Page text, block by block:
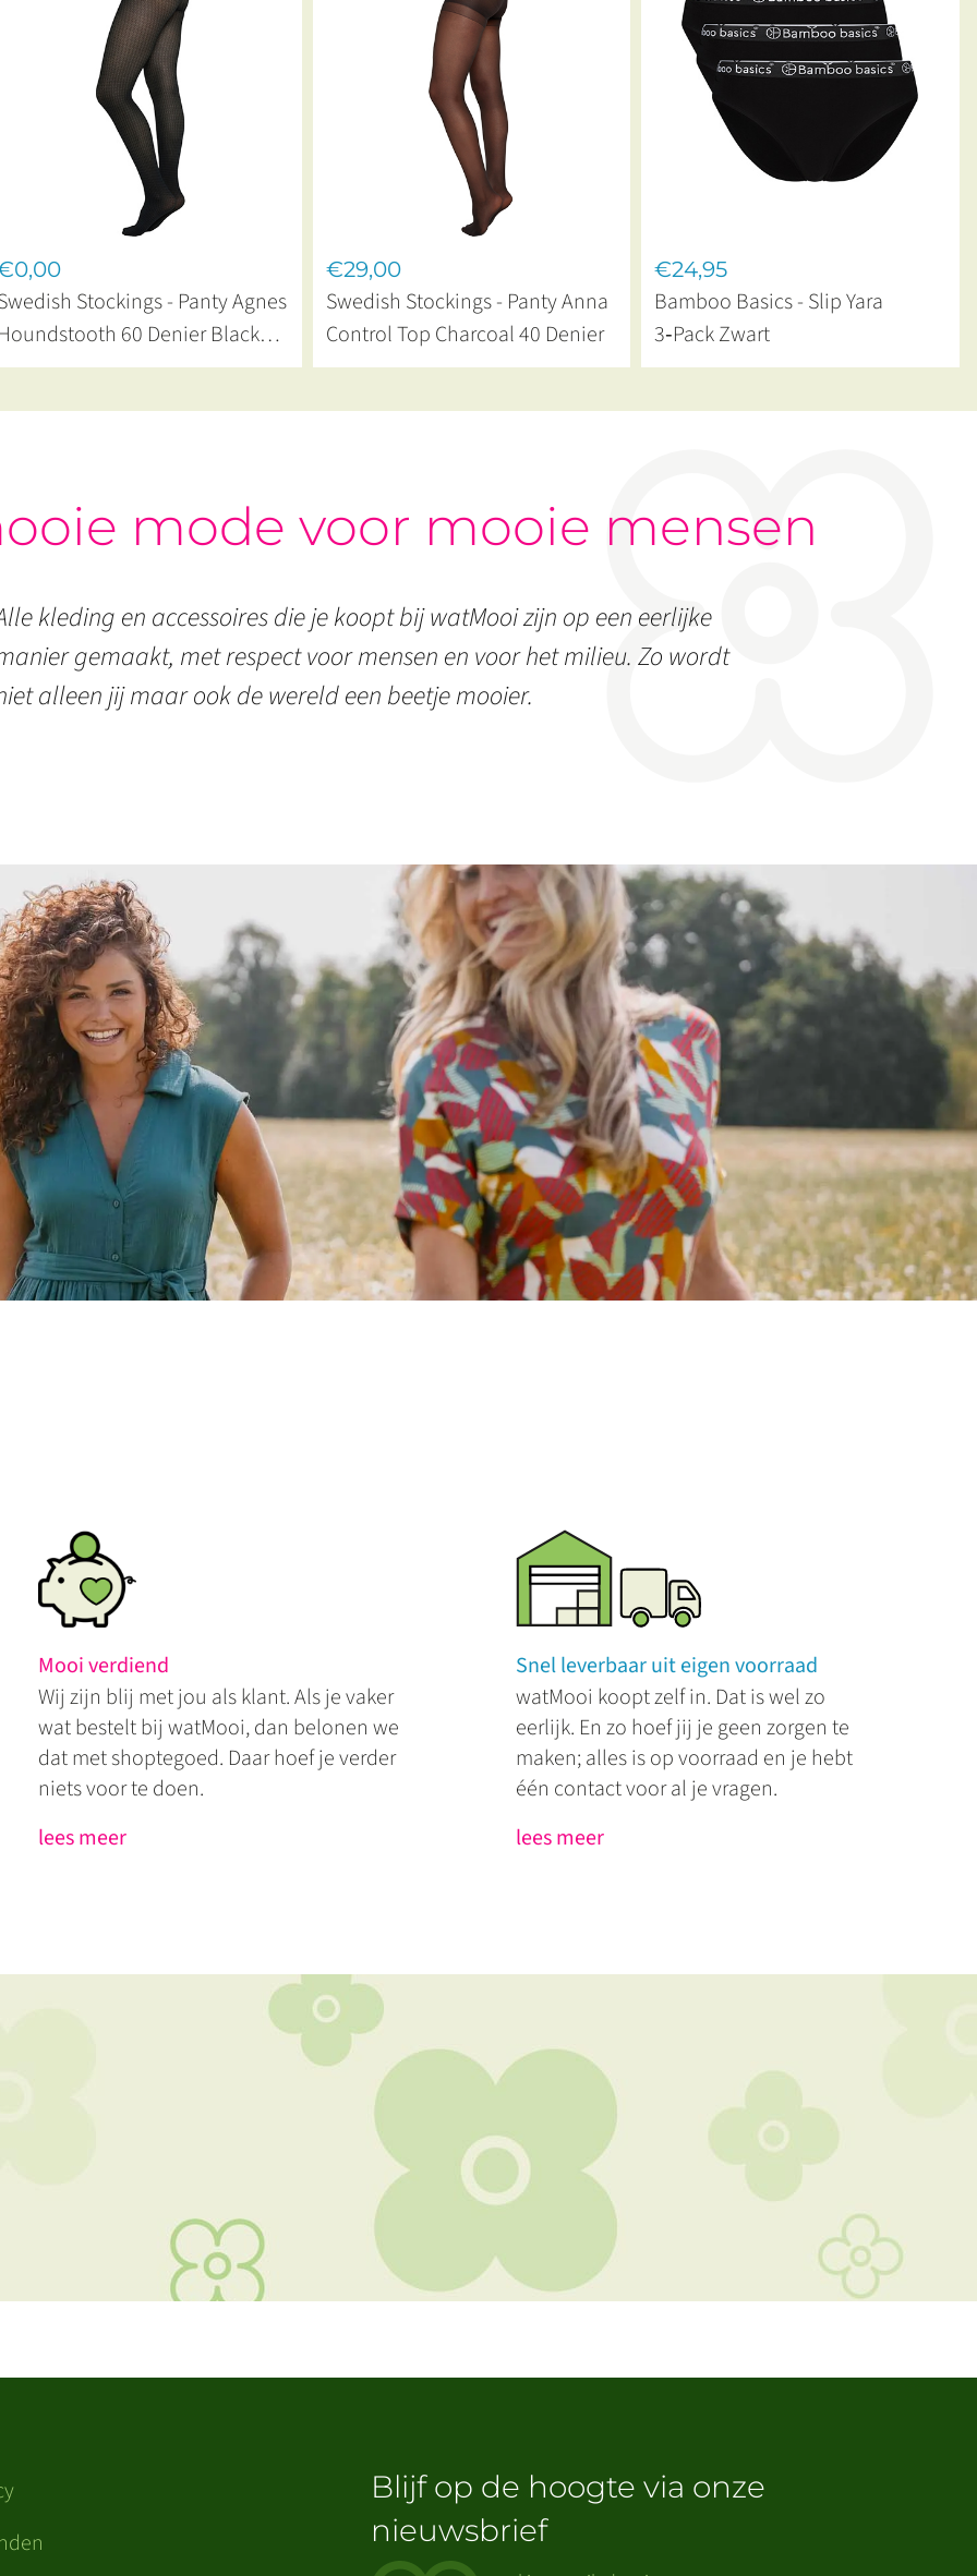
Stockings - Panty Agnes
60 Denier Black
€29,00
Swedish Stockings - Panty Anna
Control Top Charcoal 40 Denier
€24,95
Bamboo Basics - Slip Yara
3‑Pack Zwart
mode voor mooie mensen
kleding en accessoires die je koopt bij watMooi zijn op een eerlijke
gemaakt, met respect voor mensen en voor het milieu. Zo wordt
alleen jij maar ook de wereld een beetje mooier.
Mooi verdiend
Wij zijn blij met jou als klant. Als je vaker
wat bestelt bij watMooi, dan belonen we
dat met shoptegoed. Daar hoef je verder
niets voor te doen.
lees meer
Snel leverbaar uit eigen voorraad
watMooi koopt zelf in. Dat is wel zo
eerlijk. En zo hoef jij je geen zorgen te
maken; alles is op voorraad en je hebt
één contact voor al je vragen.
lees meer
Blijf op de hoogte via onze
nieuwsbrief